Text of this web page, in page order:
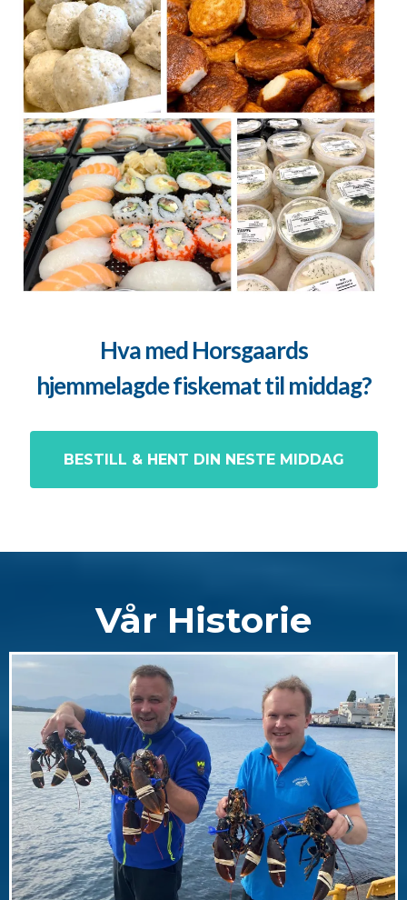
Hva med Horsgaards
hjemmelagde fiskemat til middag?
BESTILL & HENT DIN NESTE MIDDAG
Vår Historie